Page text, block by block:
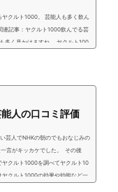
クルト1000。 芸能人も多く飲ん
連記事：ヤクルト1000飲んでる芸
多く見かけますね。 ヤクルト100
。&n...
人の口コミ評価
芸人でNHKの朝のでもおなじみの
言がキッカケでした。 その後
クルト1000を調べてヤクルト10
クルト1000の効果や効能など一